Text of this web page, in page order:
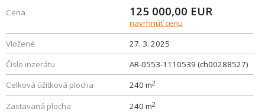
Cena 125 000,00 EUR
navrhnúť cenu
Vložené
27. 3. 2025
Číslo inzerátu
AR-0553-1110539 (ch00288527)
Celková úžitková plocha
240 m2
Zastavaná plocha 240 m2